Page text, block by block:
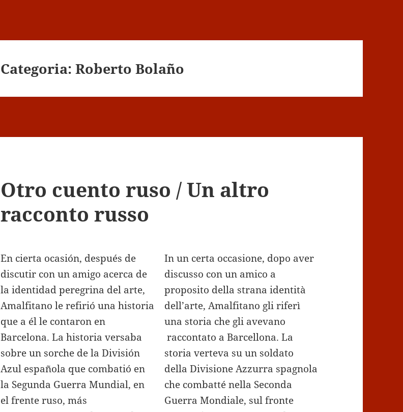
Categoria:Roberto Bolaño
Otro cuento ruso / Un altro
racconto russo
En cierta ocasión, después de
discutir con un amigo acerca de
la identidad peregrina del arte,
Amalfitano le refirió una historia
que a él le contaron en
Barcelona. La historia versaba
sobre un sorche de la División
Azul española que combatió en
la Segunda Guerra Mundial, en
el frente ruso, más
In un certa occasione, dopo aver
discusso con un amico a
proposito della strana identità
dell’arte, Amalfitano gli riferì
una storia che gli avevano
raccontato a Barcellona. La
storia verteva su un soldato
della Divisione Azzurra spagnola
che combatté nella Seconda
Guerra Mondiale, sul fronte